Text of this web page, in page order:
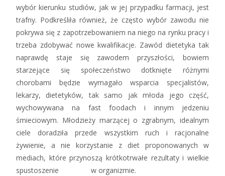
wybór kierunku studiów, jak w jej przypadku farmacji, jest
trafny. Podkreśliła również, że często wybór zawodu nie
pokrywa się z zapotrzebowaniem na niego na rynku pracy i
trzeba zdobywać nowe kwalifikacje. Zawód dietetyka tak
naprawdę staje się zawodem przyszłości, bowiem
starzejące się społeczeństwo dotknięte różnymi
chorobami będzie wymagało wsparcia specjalistów,
lekarzy, dietetyków, tak samo jak młoda jego część,
wychowywana na fast foodach i innym jedzeniu
śmieciowym. Młodzieży marzącej o zgrabnym, idealnym
ciele doradziła przede wszystkim ruch i racjonalne
żywienie, a nie korzystanie z diet proponowanych w
mediach, które przynoszą krótkotrwałe rezultaty i wielkie
spustoszenie w organizmie.